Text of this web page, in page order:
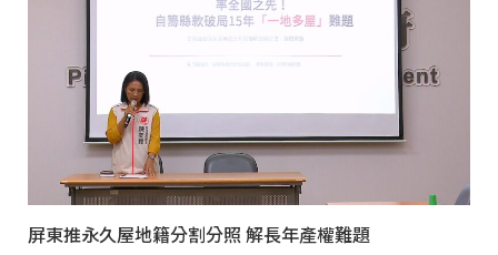
屏東推永久屋地籍分割分照 解長年產權難題